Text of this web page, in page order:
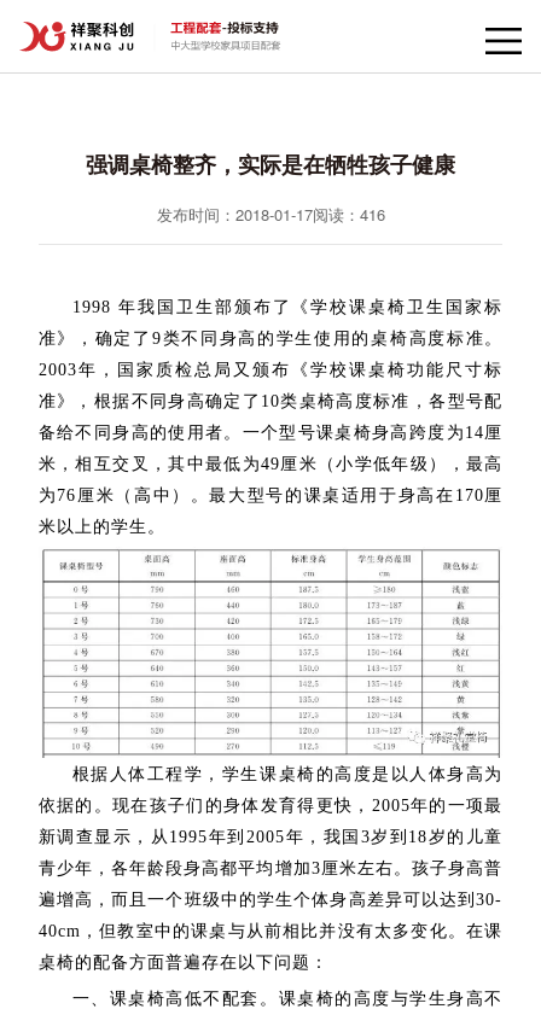
强调桌椅整齐，实际是在牺牲孩子健康
发布时间：2018-01-17阅读： 416
1998 年我国卫生部颁布了《学校课桌椅卫生国家标
准》，确定了9类不同身高的学生使用的桌椅高度标准。
2003年，国家质检总局又颁布《学校课桌椅功能尺寸标
准》，根据不同身高确定了10类桌椅高度标准，各型号配
备给不同身高的使用者。一个型号课桌椅身高跨度为14厘
米，相互交叉，其中最低为49厘米（小学低年级），最高
为76厘米（高中）。最大型号的课桌适用于身高在170厘
米以上的学生。
根据人体工程学，学生课桌椅的高度是以人体身高为
依据的。现在孩子们的身体发育得更快，2005年的一项最
新调查显示，从1995年到2005年，我国3岁到18岁的儿童
青少年，各年龄段身高都平均增加3厘米左右。孩子身高普
遍增高，而且一个班级中的学生个体身高差异可以达到30-
40cm，但教室中的课桌与从前相比并没有太多变化。在课
桌椅的配备方面普遍存在以下问题：
一、课桌椅高低不配套。课桌椅的高度与学生身高不